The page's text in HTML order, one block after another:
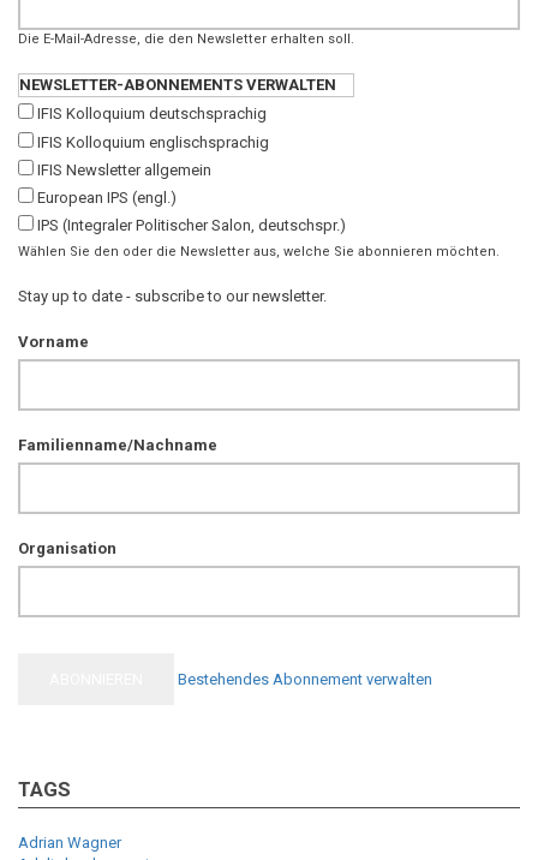
Die E-Mail-Adresse, die den Newsletter erhalten soll.
NEWSLETTER-ABONNEMENTS VERWALTEN
IFIS Kolloquium deutschsprachig
IFIS Kolloquium englischsprachig
IFIS Newsletter allgemein
European IPS (engl.)
IPS (Integraler Politischer Salon, deutschspr.)
Wählen Sie den oder die Newsletter aus, welche Sie abonnieren möchten.
Stay up to date - subscribe to our newsletter.
Vorname
Familienname/Nachname
Organisation
Bestehendes Abonnement verwalten
TAGS
Adrian Wagner